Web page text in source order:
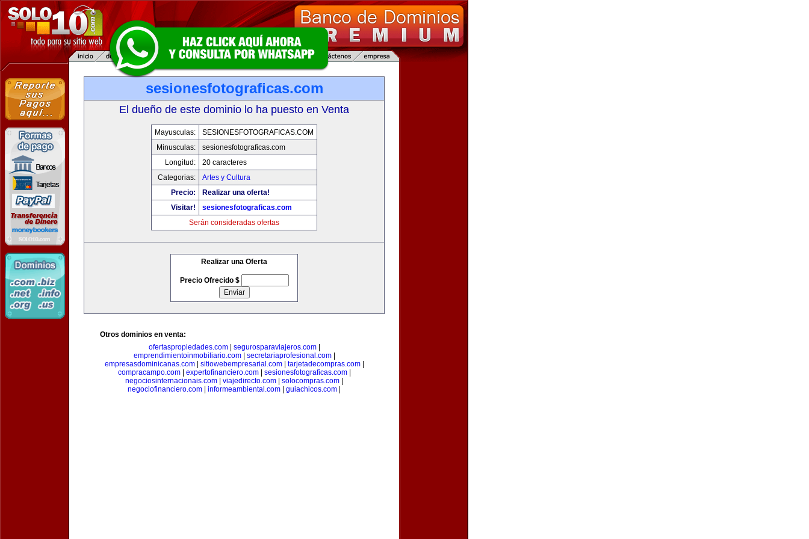
sesionesfotograficas.com
El dueño de este dominio lo ha puesto en Venta
Mayusculas:
SESIONESFOTOGRAFICAS.COM
Minusculas:
sesionesfotograficas.com
Longitud:
20 caracteres
Categorias:
Artes y Cultura
Precio:
Realizar una oferta!
Visitar!
sesionesfotograficas.com
Serán consideradas ofertas
Realizar una Oferta
Precio Ofrecido $
Otros dominios en venta:
ofertaspropiedades.com| segurosparaviajeros.com|
emprendimientoinmobiliario.com| secretariaprofesional.com|
empresasdominicanas.com| sitiowebempresarial.com| tarjetadecompras.com|
compracampo.com| expertofinanciero.com| sesionesfotograficas.com|
negociosinternacionais.com
viajedirecto.com solocompras.com
negociofinanciero.com
informeambiental.com guiachicos.com